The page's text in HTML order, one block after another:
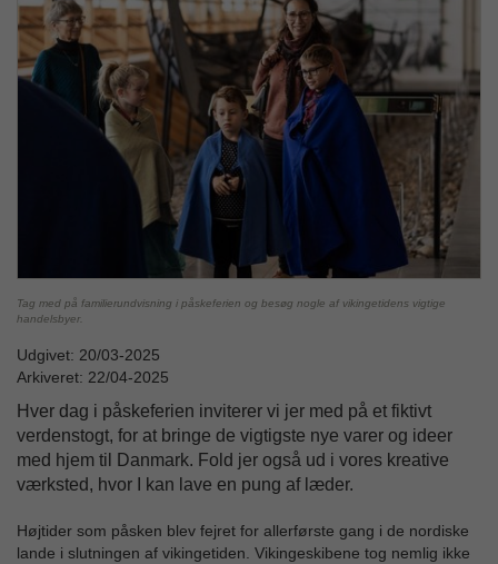
Tag med på familierundvisning i påskeferien og besøg nogle af vikingetidens vigtige
handelsbyer.
Udgivet: 20/03-2025
Arkiveret: 22/04-2025
Hver dag i påskeferien inviterer vi jer med på et fiktivt
verdenstogt, for at bringe de vigtigste nye varer og ideer
med hjem til Danmark. Fold jer også ud i vores kreative
værksted, hvor I kan lave en pung af læder.
Højtider som påsken blev fejret for allerførste gang i de nordiske
lande i slutningen af vikingetiden. Vikingeskibene tog nemlig ikke